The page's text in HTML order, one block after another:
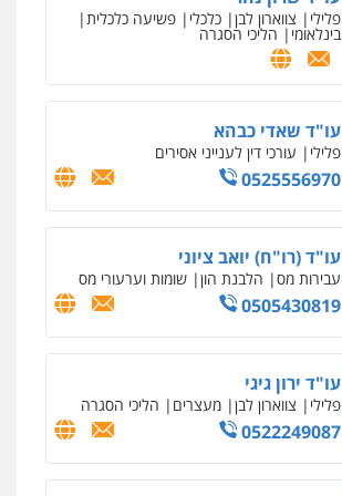
פלילי צווארון לבן כלכלי פשיעה כלכלית
בינלאומי הליכי הסגרה
עו"ד שאדי כבהא
פלילי עורכי דין לענייני אסירים
0525556970
עו"ד (רו"ח) יואב ציוני
עבירות מס הלבנת הון שומות וערעורי מס
0505430819
עו"ד ירון גיגי
פלילי צווארון לבן מעצרים הליכי הסגרה
0522249087